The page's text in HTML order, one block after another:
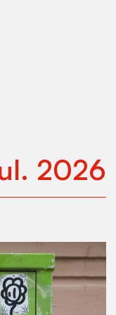
. 2026